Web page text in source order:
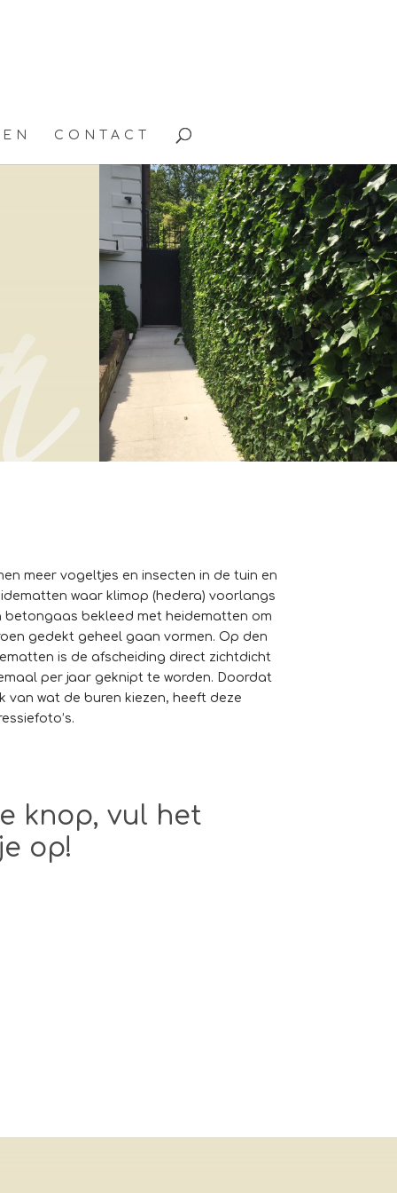
CONTACT
meer vogeltjes en insecten in de tuin en
waar klimop (hedera) voorlangs
bekleed met heidematten om
gedekt geheel gaan vormen. Op den
is de afscheiding direct zichtdicht
per jaar geknipt te worden. Doordat
wat de buren kiezen, heeft deze
knop, vul het
op!